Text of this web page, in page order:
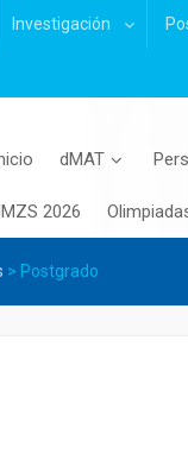
Investigación
dMAT
2026
> Postgrado